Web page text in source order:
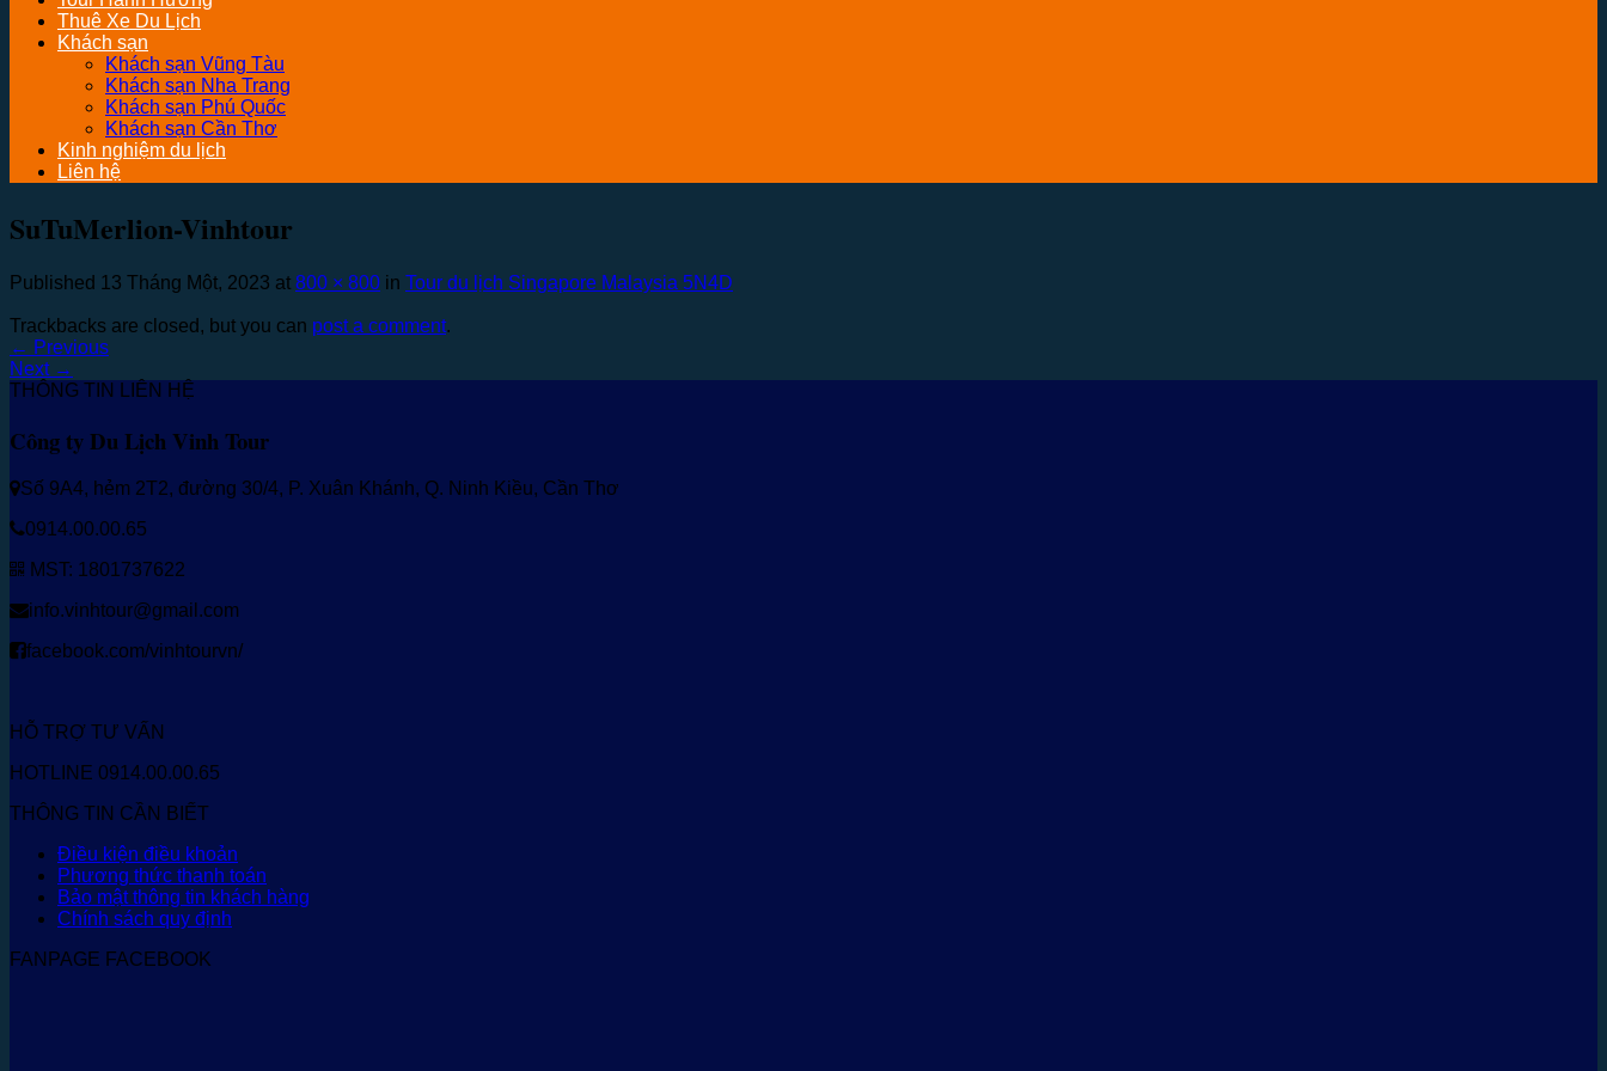
Thuê Xe Du Lịch
Khách sạn
Khách sạn Vũng Tàu
Khách sạn Nha Trang
Khách sạn Phú Quốc
Khách sạn Cần Thơ
Kinh nghiệm du lịch
Liên hệ
SuTuMerlion-Vinhtour
Published 13 Tháng Một, 2023 at 800 × 800 in Tour du lịch Singapore Malaysia 5N4D
Trackbacks are closed, but you can post a comment.
← Previous
Next →
THÔNG TIN LIÊN HỆ
Công ty Du Lịch Vinh Tour
Số 9A4, hẻm 2T2, đường 30/4, P. Xuân Khánh, Q. Ninh Kiều, Cần Thơ
0914.00.00.65
MST: 1801737622
info.vinhtour@gmail.com
facebook.com/vinhtourvn/
HỖ TRỢ TƯ VẤN
HOTLINE 0914.00.00.65
THÔNG TIN CẦN BIẾT
Điều kiện điều khoản
Phương thức thanh toán
Bảo mật thông tin khách hàng
Chính sách quy định
FANPAGE FACEBOOK